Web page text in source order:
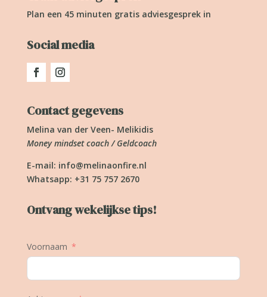
Plan een 45 minuten gratis adviesgesprek in
Social media
Contact gegevens
Melina van der Veen- Melikidis
Money mindset coach / Geldcoach
E-mail: info@melinaonfire.nl
Whatsapp: +31 75 757 2670
Ontvang wekelijkse tips!
Voornaam